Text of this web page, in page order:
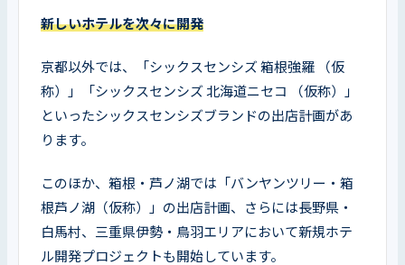
新しいホテルを次々に開発
京都以外では、「シックスセンシズ 箱根強羅 （仮
称）」「シックスセンシズ 北海道ニセコ （仮称）」
といったシックスセンシズブランドの出店計画があ
ります。
このほか、箱根・芦ノ湖では「バンヤンツリー・箱
根芦ノ湖（仮称）」の出店計画、さらには長野県・
白馬村、三重県伊勢・鳥羽エリアにおいて新規ホテ
ル開発プロジェクトも開始しています。